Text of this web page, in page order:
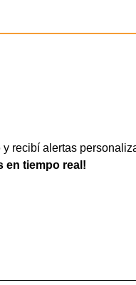
recibí alertas
en tiempo real!